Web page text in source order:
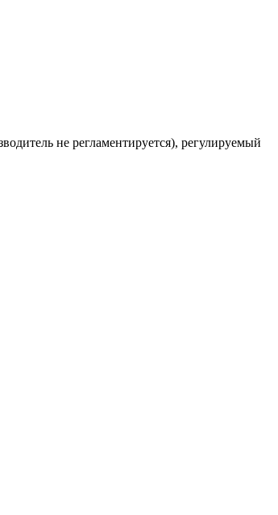
не регламентируется), регулируемый